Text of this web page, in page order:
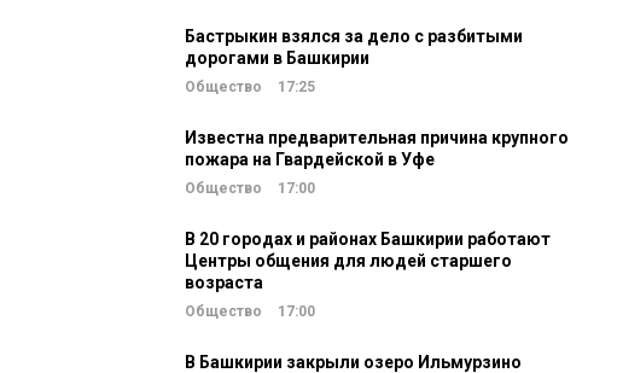
Бастрыкин взялся за дело с разбитыми
дорогами в Башкирии
Общество 17:25
Известна предварительная причина крупного
пожара на Гвардейской в Уфе
Общество 17:00
В 20 городах и районах Башкирии работают
Центры общения для людей старшего
возраста
Общество 17:00
В Башкирии закрыли озеро Ильмурзино